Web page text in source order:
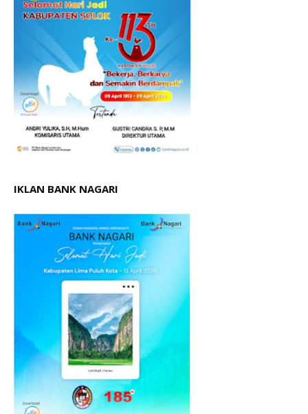
IKLAN BANK NAGARI